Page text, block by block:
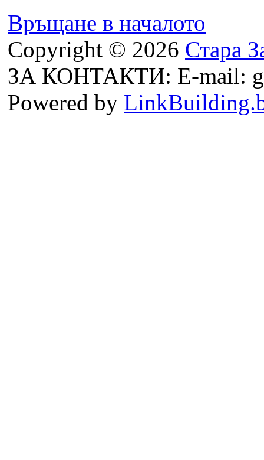
Връщане в началото
Copyright © 2026 Стара
ЗА КОНТАКТИ: E-mail:
Powered by